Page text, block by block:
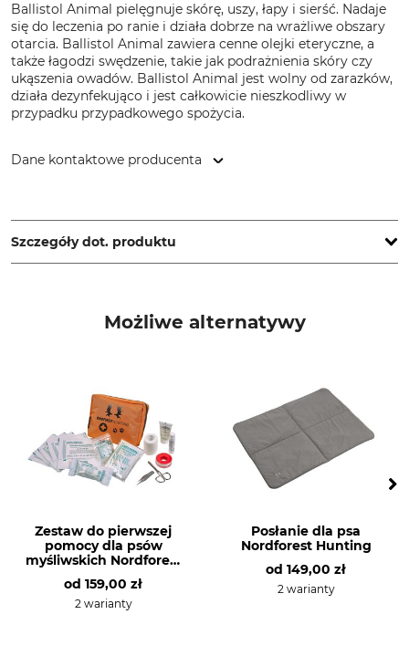
Ballistol Animal pielęgnuje skórę, uszy, łapy i sierść. Nadaje
się do leczenia po ranie i działa dobrze na wrażliwe obszary
otarcia. Ballistol Animal zawiera cenne olejki eteryczne, a
także łagodzi swędzenie, takie jak podrażnienia skóry czy
ukąszenia owadów. Ballistol Animal jest wolny od zarazków,
działa dezynfekująco i jest całkowicie nieszkodliwy w
przypadku przypadkowego spożycia.
Dane kontaktowe producenta
www.ballistol.de
Szczegóły dot. produktu
Możliwe alternatywy
Zestaw do pierwszej
pomocy dla psów
myśliwskich Nordforest
Hunting
od 159,00 zł
2 warianty
Posłanie dla psa
Nordforest Hunting
od 149,00 zł
2 warianty